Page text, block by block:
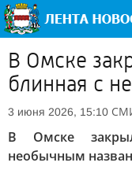
В Омске
блинная с
3 июня 2026, 15:10
В Омске
необычным